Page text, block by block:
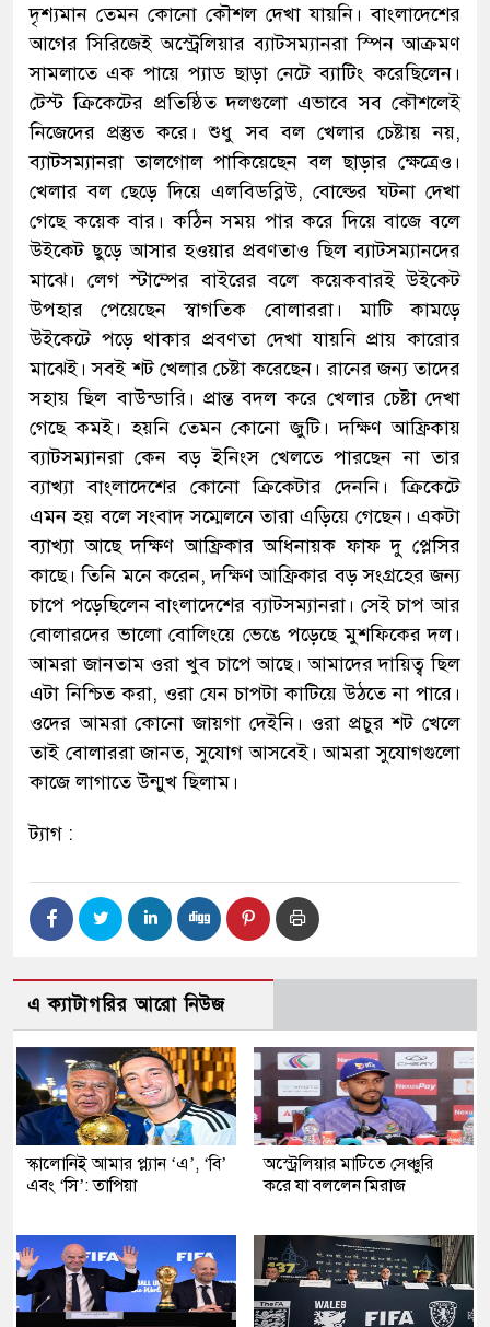
দৃশ্যমান তেমন কোনো কৌশল দেখা যায়নি। বাংলাদেশের
আগের সিরিজেই অস্ট্রেলিয়ার ব্যাটসম্যানরা স্পিন আক্রমণ
সামলাতে এক পায়ে প্যাড ছাড়া নেটে ব্যাটিং করেছিলেন।
টেস্ট ক্রিকেটের প্রতিষ্ঠিত দলগুলো এভাবে সব কৌশলেই
নিজেদের প্রস্তুত করে। শুধু সব বল খেলার চেষ্টায় নয়,
ব্যাটসম্যানরা তালগোল পাকিয়েছেন বল ছাড়ার ক্ষেত্রেও।
খেলার বল ছেড়ে দিয়ে এলবিডব্লিউ, বোল্ডের ঘটনা দেখা
গেছে কয়েক বার। কঠিন সময় পার করে দিয়ে বাজে বলে
উইকেট ছুড়ে আসার হওয়ার প্রবণতাও ছিল ব্যাটসম্যানদের
মাঝে। লেগ স্টাম্পের বাইরের বলে কয়েকবারই উইকেট
উপহার পেয়েছেন স্বাগতিক বোলাররা। মাটি কামড়ে
উইকেটে পড়ে থাকার প্রবণতা দেখা যায়নি প্রায় কারোর
মাঝেই। সবই শট খেলার চেষ্টা করেছেন। রানের জন্য তাদের
সহায় ছিল বাউন্ডারি। প্রান্ত বদল করে খেলার চেষ্টা দেখা
গেছে কমই। হয়নি তেমন কোনো জুটি। দক্ষিণ আফ্রিকায়
ব্যাটসম্যানরা কেন বড় ইনিংস খেলতে পারছেন না তার
ব্যাখ্যা বাংলাদেশের কোনো ক্রিকেটার দেননি। ক্রিকেটে
এমন হয় বলে সংবাদ সম্মেলনে তারা এড়িয়ে গেছেন। একটা
ব্যাখ্যা আছে দক্ষিণ আফ্রিকার অধিনায়ক ফাফ দু প্লেসির
কাছে। তিনি মনে করেন, দক্ষিণ আফ্রিকার বড় সংগ্রহের জন্য
চাপে পড়েছিলেন বাংলাদেশের ব্যাটসম্যানরা। সেই চাপ আর
বোলারদের ভালো বোলিংয়ে ভেঙে পড়েছে মুশফিকের দল।
আমরা জানতাম ওরা খুব চাপে আছে। আমাদের দায়িত্ব ছিল
এটা নিশ্চিত করা, ওরা যেন চাপটা কাটিয়ে উঠতে না পারে।
ওদের আমরা কোনো জায়গা দেইনি। ওরা প্রচুর শট খেলে
তাই বোলাররা জানত, সুযোগ আসবেই। আমরা সুযোগগুলো
কাজে লাগাতে উন্মুখ ছিলাম।
ট্যাগ :
এ ক্যাটাগরির আরো নিউজ
স্কালোনিই আমার প্ল্যান ‘এ’, ‘বি’
এবং ‘সি’: তাপিয়া
অস্ট্রেলিয়ার মাটিতে সেঞ্চুরি
করে যা বললেন মিরাজ